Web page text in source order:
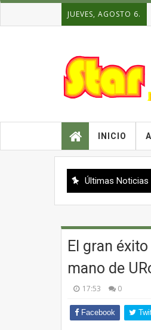
JUEVES, AGOSTO 6.
INICIO
Últimas Noticias
ACTUALIDAD Compañía
El gran
mano de
17:53 0
Facebook